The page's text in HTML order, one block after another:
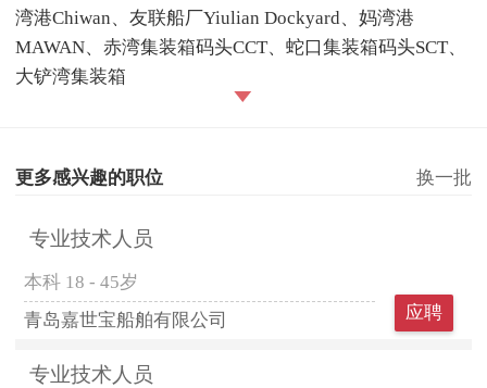
湾港Chiwan、友联船厂Yiulian Dockyard、妈湾港
MAWAN、赤湾集装箱码头CCT、蛇口集装箱码头SCT、
大铲湾集装箱
更多感兴趣的职位 换一批
专业技术人员
本科 18 - 45岁
青岛嘉世宝船舶有限公司
应聘
专业技术人员